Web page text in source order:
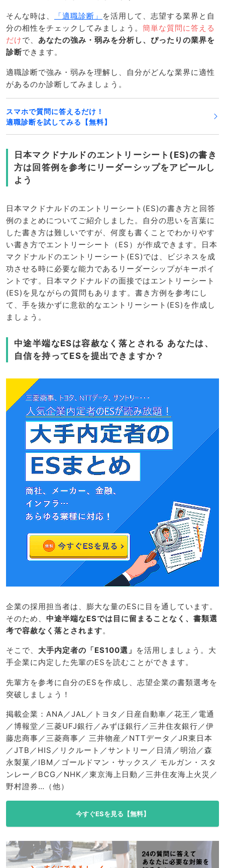
そんな時は、 「適職診断」
を活用して、志望する業界と自
分の相性をチェックしてみましょう。 簡単な質問に答える
だけで、 あなたの強み・弱みを分析し、ぴったりの業界を
診断できます。
適職診断で強み・弱みを理解し、自分がどんな業界に適性
があるのか診断してみましょう。
スマホで質問に答えるだけ！
適職診断を試してみる【無料】
日本マクドナルドのエントリーシート(ES)の書き
方は回答例を参考にリーダーシップをアピールし
よう
日本マクドナルドのエントリーシート(ES)の書き方と回答
例のまとめについてご紹介しました。自分の思いを言葉に
した書き方は難しいですが、何度も書くことでわかりやす
い書き方でエントリーシート（ES）が作成できます。日本
マクドナルドのエントリーシート(ES)では、ビジネスを成
功させる時に必要な能力であるリーダーシップがキーポイ
ントです。日本マクドナルドの面接ではエントリーシート
(ES)を見ながらの質問もあります。書き方例を参考にし
て、手を抜かずに意欲的なエントリーシート(ES)を作成し
ましょう。
中途半端なESは容赦なく落とされる あなたは、
自信を持ってESを提出できますか？
企業の採用担当者は、膨大な量のESに目を通しています。
そのため、 中途半端なESでは目に留まることなく、書類選
考で容赦なく落とされます。
そこで、 大手内定者の「ES100選」 を活用しましょう。大
手企業に内定した先輩のESを読むことができます。
先輩方を参考に自分のESを作成し、志望企業の書類選考を
突破しましょう！
掲載企業：ANA／JAL／トヨタ／日産自動車／花王／電通
／博報堂／三菱UFJ銀行／みずほ銀行／三井住友銀行／伊
藤忠商事／三菱商事／ 三井物産／NTTデータ／JR東日本
／JTB／HIS／リクルート／サントリー／日清／明治／森
永製菓／IBM／ゴールドマン・サックス／ モルガン・スタ
ンレー／BCG／NHK／東京海上日動／三井住友海上火災／
野村證券…（他）
今すぐESを見る【無料】